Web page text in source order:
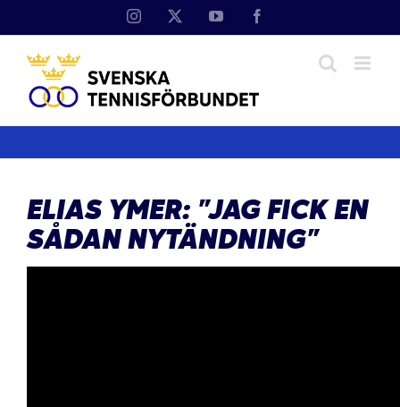
Instagram YouTube
ELIAS YMER: ”JAG FICK EN
SÅDAN NYTÄNDNING”